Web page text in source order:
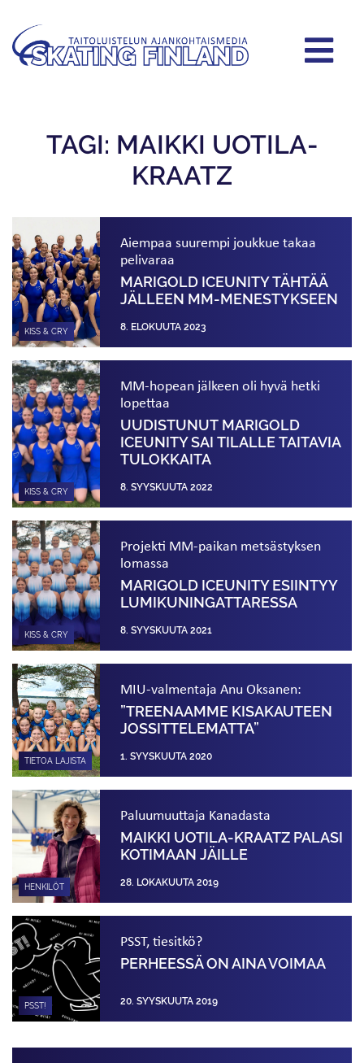
TAGI: MAIKKI UOTILA-
KRAATZ
KISS & CRY
Aiempaa suurempi joukkue takaa
pelivaraa
MARIGOLD ICEUNITY TÄHTÄÄ
JÄLLEEN MM-MENESTYKSEEN
8. ELOKUUTA 2023
KISS & CRY
MM-hopean jälkeen oli hyvä hetki
lopettaa
UUDISTUNUT MARIGOLD
ICEUNITY SAI TILALLE TAITAVIA
TULOKKAITA
8. SYYSKUUTA 2022
KISS & CRY
Projekti MM-paikan metsästyksen
lomassa
MARIGOLD ICEUNITY ESIINTYY
LUMI­KUNINGATTARESSA
8. SYYSKUUTA 2021
TIETOA LAJISTA
MIU-valmentaja Anu Oksanen:
”TREENAAMME KISAKAUTEEN
JOSSITTELE­MATTA”
1. SYYSKUUTA 2020
HENKILÖT
Paluumuuttaja Kanadasta
MAIKKI UOTILA-KRAATZ PALASI
KOTIMAAN JÄILLE
28. LOKAKUUTA 2019
PSST!
PSST, tiesitkö?
PERHEESSÄ ON AINA VOIMAA
20. SYYSKUUTA 2019